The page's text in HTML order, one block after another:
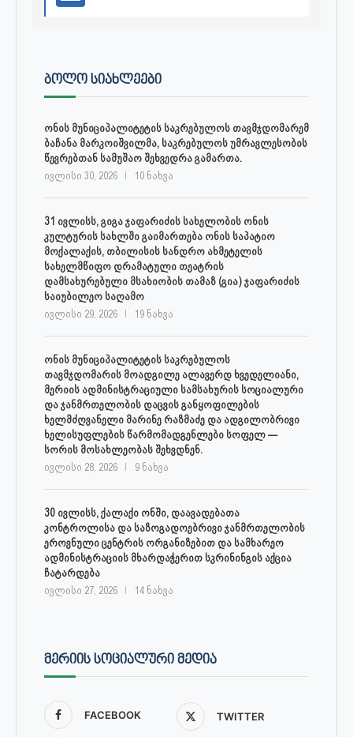
ᲑᲝᲚᲝ ᲡᲘᲐᲮᲚᲔᲔᲑᲘ
ონის მუნიციპალიტეტის საკრებულოს თავმჯდომარემ
ბაჩანა მარკოიშვილმა, საკრებულოს უმრავლესობის
წევრებთან სამუშაო შეხვედრა გამართა.
ივლისი 30, 2026 10 ნახვა
31 ივლისს, გიგა ჯაფარიძის სახელობის ონის
კულტურის სახლში გაიმართება ონის საპატიო
მოქალაქის, თბილისის სანდრო ახმეტელის
სახელმწიფო დრამატული თეატრის
დამსახურებული მსახიობის თამაზ (გია) ჯაფარიძის
საიუბილეო საღამო
ივლისი 29, 2026 19 ნახვა
ონის მუნიციპალიტეტის საკრებულოს
თავმჯდომარის მოადგილე ალავერდ ხვედელიანი,
მერიის ადმინისტრაციული სამსახურის სოციალური
და ჯანმრთელობის დაცვის განყოფილების
ხელმძღვანელი მარინე რაზმაძე და ადგილობრივი
ხელისუფლების წარმომადგენლები სოფელ —
სორის მოსახლეობას შეხვდნენ.
ივლისი 28, 2026 9 ნახვა
30 ივლისს, ქალაქი ონში, დაავადებათა
კონტროლისა და საზოგადოებრივი ჯანმრთელობის
ეროვნული ცენტრის ორგანიზებით და სამხარეო
ადმინისტრაციის მხარდაჭერით სკრინინგის აქცია
ჩატარდება
ივლისი 27, 2026 14 ნახვა
ᲛᲔᲠᲘᲘᲡ ᲡᲝᲪᲘᲐᲚᲣᲠᲘ ᲛᲔᲓᲘᲐ
FACEBOOK TWITTER